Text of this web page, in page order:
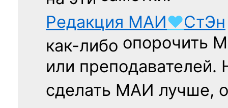
Редакция МАИ♥СтЭн
как-либо опорочить
или
сделать МАИ лучше,